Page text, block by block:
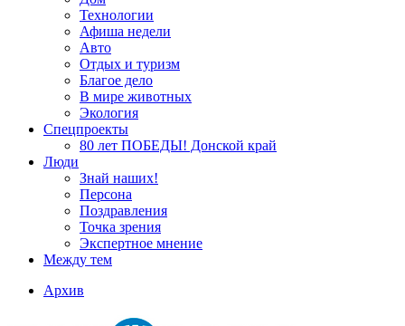
Технологии
Афиша недели
Авто
Отдых и туризм
Благое дело
В мире животных
Экология
Спецпроекты
80 лет ПОБЕДЫ! Донской край
Люди
Знай наших!
Персона
Поздравления
Точка зрения
Экспертное мнение
Между тем
Архив